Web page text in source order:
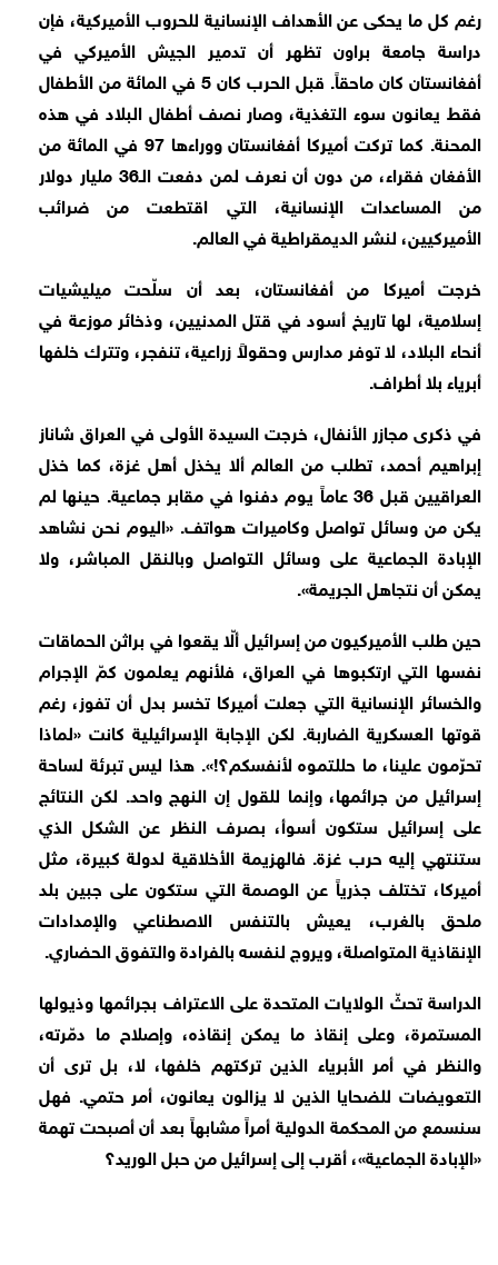
رغم كل ما يحكى عن الأهداف الإنسانية للحروب الأميركية، فإن
دراسة جامعة براون تظهر أن تدمير الجيش الأميركي في
أفغانستان كان ماحقاً. قبل الحرب كان 5 في المائة من الأطفال
فقط يعانون سوء التغذية، وصار نصف أطفال البلاد في هذه
المحنة. كما تركت أميركا أفغانستان ووراءها 97 في المائة من
الأفغان فقراء، من دون أن نعرف لمن دفعت الـ36 مليار دولار
من المساعدات الإنسانية، التي اقتطعت من ضرائب
الأميركيين، لنشر الديمقراطية في العالم.
خرجت أميركا من أفغانستان، بعد أن سلّحت ميليشيات
إسلامية، لها تاريخ أسود في قتل المدنيين، وذخائر موزعة في
أنحاء البلاد، لا توفر مدارس وحقولاً زراعية، تنفجر، وتترك خلفها
أبرياء بلا أطراف.
في ذكرى مجازر الأنفال، خرجت السيدة الأولى في العراق شاناز
إبراهيم أحمد، تطلب من العالم ألا يخذل أهل غزة، كما خذل
العراقيين قبل 36 عاماً يوم دفنوا في مقابر جماعية. حينها لم
يكن من وسائل تواصل وكاميرات هواتف. «اليوم نحن نشاهد
الإبادة الجماعية على وسائل التواصل وبالنقل المباشر، ولا
يمكن أن نتجاهل الجريمة».
حين طلب الأميركيون من إسرائيل ألّا يقعوا في براثن الحماقات
نفسها التي ارتكبوها في العراق، فلأنهم يعلمون كمّ الإجرام
والخسائر الإنسانية التي جعلت أميركا تخسر بدل أن تفوز، رغم
قوتها العسكرية الضاربة. لكن الإجابة الإسرائيلية كانت «لماذا
تحرّمون علينا، ما حللتموه لأنفسكم؟!». هذا ليس تبرئة لساحة
إسرائيل من جرائمها، وإنما للقول إن النهج واحد. لكن النتائج
على إسرائيل ستكون أسوأ، بصرف النظر عن الشكل الذي
ستنتهي إليه حرب غزة. فالهزيمة الأخلاقية لدولة كبيرة، مثل
أميركا، تختلف جذرياً عن الوصمة التي ستكون على جبين بلد
ملحق بالغرب، يعيش بالتنفس الاصطناعي والإمدادات
الإنقاذية المتواصلة، ويروج لنفسه بالفرادة والتفوق الحضاري.
الدراسة تحثّ الولايات المتحدة على الاعتراف بجرائمها وذيولها
المستمرة، وعلى إنقاذ ما يمكن إنقاذه، وإصلاح ما دمّرته،
والنظر في أمر الأبرياء الذين تركتهم خلفها، لا، بل ترى أن
التعويضات للضحايا الذين لا يزالون يعانون، أمر حتمي. فهل
سنسمع من المحكمة الدولية أمراً مشابهاً بعد أن أصبحت تهمة
«الإبادة الجماعية»، أقرب إلى إسرائيل من حبل الوريد؟